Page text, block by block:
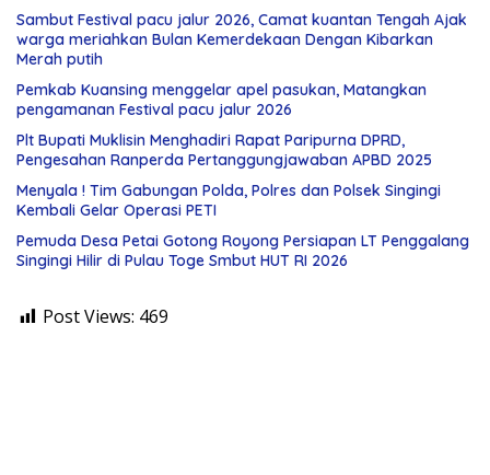
Sambut Festival pacu jalur 2026, Camat kuantan Tengah Ajak
warga meriahkan Bulan Kemerdekaan Dengan Kibarkan
Merah putih
Pemkab Kuansing menggelar apel pasukan, Matangkan
pengamanan Festival pacu jalur 2026
Plt Bupati Muklisin Menghadiri Rapat Paripurna DPRD,
Pengesahan Ranperda Pertanggungjawaban APBD 2025
Menyala ! Tim Gabungan Polda, Polres dan Polsek Singingi
Kembali Gelar Operasi PETI
Pemuda Desa Petai Gotong Royong Persiapan LT Penggalang
Singingi Hilir di Pulau Toge Smbut HUT RI 2026
Post Views: 469